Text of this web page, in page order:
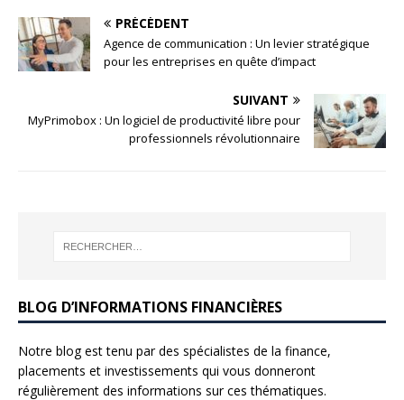
PRÉCÉDENT
Agence de communication : Un levier stratégique
pour les entreprises en quête d’impact
SUIVANT
MyPrimobox : Un logiciel de productivité libre pour
professionnels révolutionnaire
BLOG D’INFORMATIONS FINANCIÈRES
Notre blog est tenu par des spécialistes de la finance,
placements et investissements qui vous donneront
régulièrement des informations sur ces thématiques.